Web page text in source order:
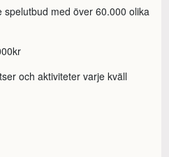
spelutbud med över 60.000 olika
och aktiviteter varje kväll